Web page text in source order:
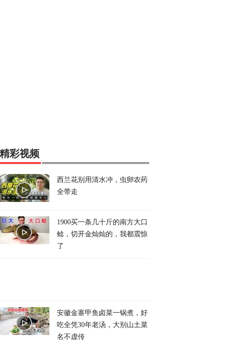
精彩视频
西兰花别用清水冲，虫卵农药
全带走
1900买一条几十斤的南方大口
鲶，切开金灿灿的，我都震惊
了
安徽金寨甲鱼卤菜一锅煮，好
吃全凭30年老汤，大别山土菜
名不虚传